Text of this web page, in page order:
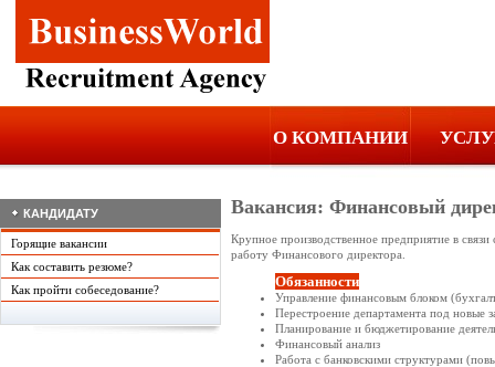
О КОМПАНИИ
КАНДИДАТУ
Горящие вакансии
Как составить резюме?
Как пройти собеседование?
Вакансия: Финансовый
Крупное производственное предприятие в
работу Финансового директора.
Обязанности
Управление финансовым блоком
Перестроение департамента под новые
Планирование и бюджетирование
Финансовый анализ
Работа с банковскими структурами